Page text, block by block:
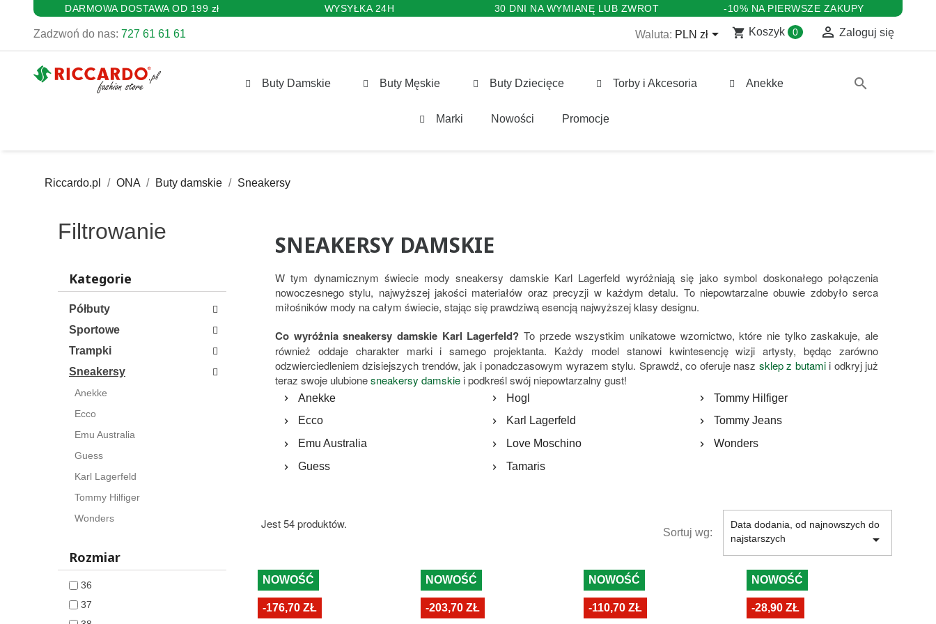
DARMOWA DOSTAWA OD 199 zł WYSYŁKA 24H 30 DNI NA WYMIANĘ LUB ZWROT -10% NA PIERWSZE ZAKUPY
Zadzwoń do nas: 727 61 61 61 Waluta: PLN zł shopping_cart Koszyk 0  Zaloguj się
Buty Damskie Buty Męskie Buty Dziecięce Torby i Akcesoria Anekke
Marki Nowości Promocje
search
Riccardo.pl ONA Buty damskie Sneakersy
Filtrowanie
Kategorie
Półbuty
Sportowe
Trampki
Sneakersy
Anekke
Ecco
Emu Australia
Guess
Karl Lagerfeld
Tommy Hilfiger
Wonders
Rozmiar
36
37
SNEAKERSY DAMSKIE
W tym dynamicznym świecie mody sneakersy damskie Karl Lagerfeld wyróżniają się jako symbol doskonałego połączenia
nowoczesnego stylu, najwyższej jakości materiałów oraz precyzji w każdym detalu. To niepowtarzalne obuwie zdobyło serca
miłośników mody na całym świecie, stając się prawdziwą esencją najwyższej klasy designu.
Co wyróżnia sneakersy damskie Karl Lagerfeld? To przede wszystkim unikatowe wzornictwo, które nie tylko zaskakuje, ale
również oddaje charakter marki i samego projektanta. Każdy model stanowi kwintesencję wizji artysty, będąc zarówno
odzwierciedleniem dzisiejszych trendów, jak i ponadczasowym wyrazem stylu. Sprawdź, co oferuje nasz sklep z butamii odkryj już
teraz swoje ulubionesneakersy damskie i podkreśl swój niepowtarzalny gust!
Anekke
Ecco
Emu Australia
Guess
Hogl
Karl Lagerfeld
Love Moschino
Tamaris
Tommy Hilfiger
Tommy Jeans
Wonders
Jest 54 produktów.
Sortuj wg:
Data dodania, od najnowszych do
najstarszych

NOWOŚĆ
-176,70 ZŁ
NOWOŚĆ
-203,70 ZŁ
NOWOŚĆ
-110,70 ZŁ
NOWOŚĆ
-28,90 ZŁ